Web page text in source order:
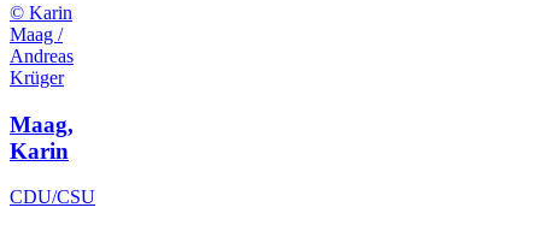
© Karin
Maag /
Andreas
Krüger
Maag,
Karin
CDU/CSU